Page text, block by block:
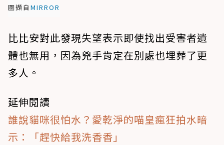
圖擷自 MIRROR
比比安對此發現失望表示即使找出受害者遺
體也無用，因為兇手肯定在別處也埋葬了更
多人。
延伸閱讀
誰說貓咪很怕水？愛乾淨的喵皇瘋狂拍水暗
示：「趕快給我洗香香」